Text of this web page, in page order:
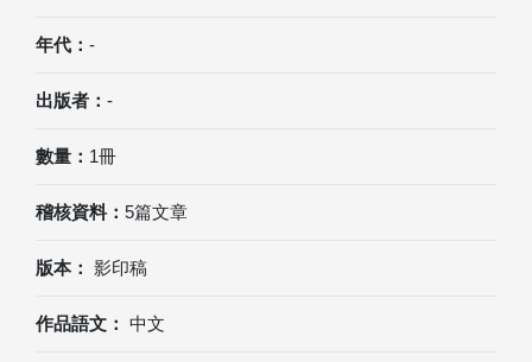
年代： -
出版者： -
數量： 1冊
稽核資料： 5篇文章
版本： 影印稿
作品語文： 中文